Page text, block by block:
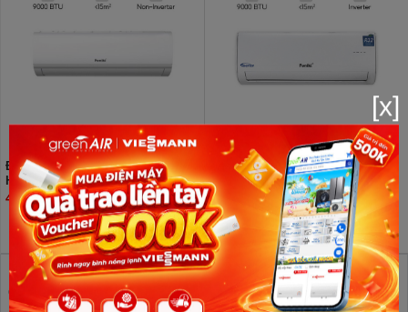
Điều hòa Funiki 2 chiều 9000 BTU
HSH10TMU
4.900.000đ
Điều hòa Funiki 2 chiều Inverter
9000 BTU HIH09TMU
6.650.000đ
8.650.000đ
GreenAir Việt Nam - Tổng Kho phân phối Điều hòa 9000
[x]